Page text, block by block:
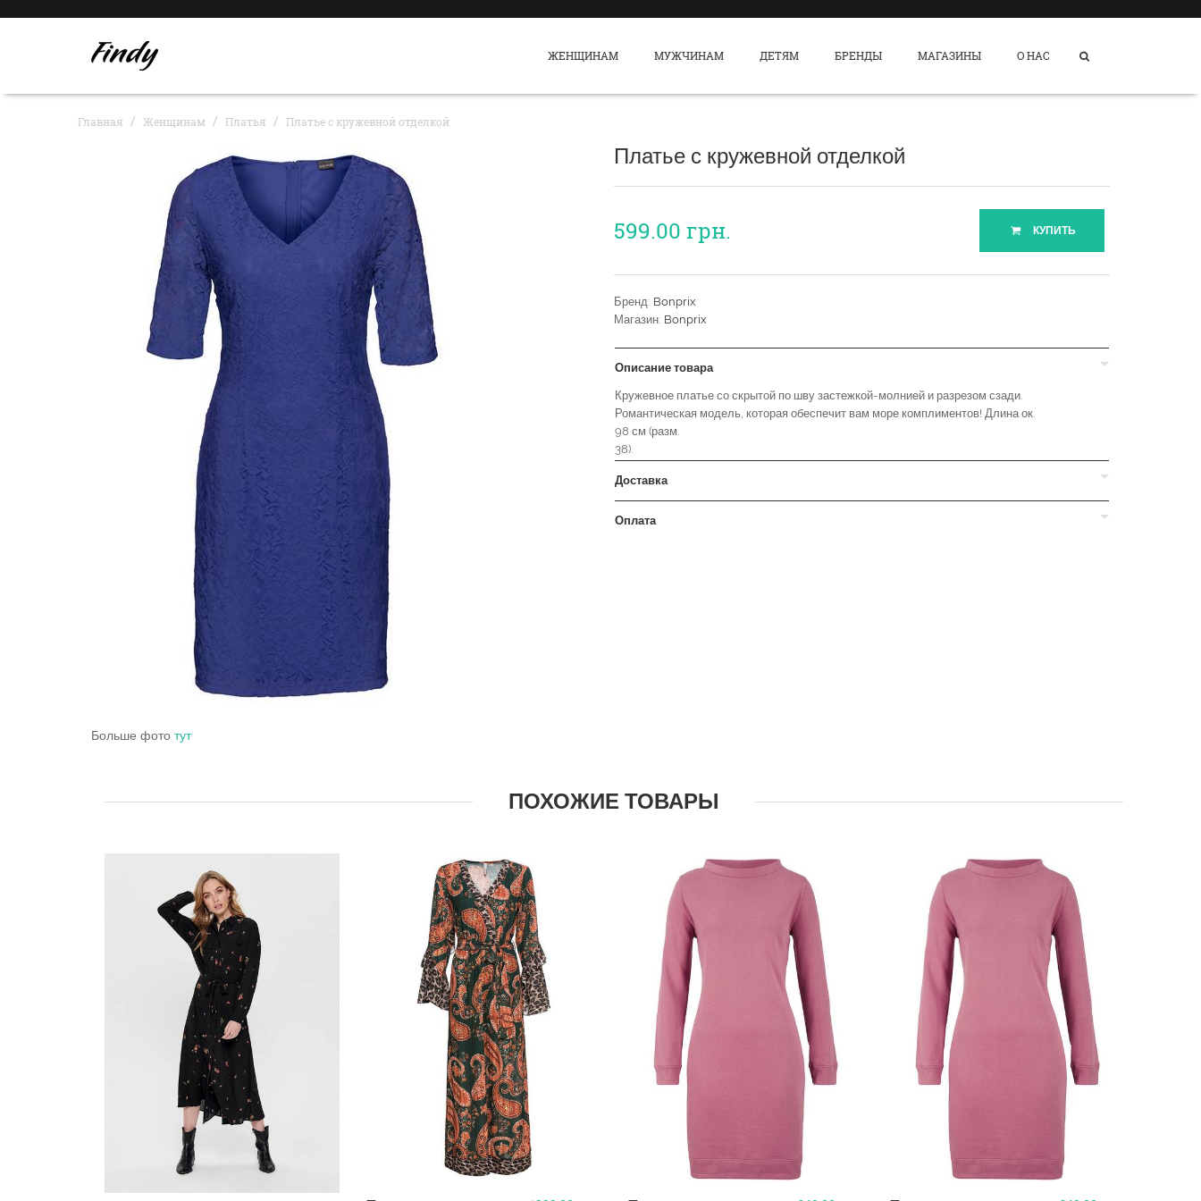
ЖЕНЩИНАМ МУЖЧИНАМ ДЕТЯМ БРЕНДЫ МАГАЗИНЫ О НАС
Главная Женщинам Платья Платье с кружевной отделкой
Больше фото тут
Платье с кружевной отделкой
599.00 грн. КУПИТЬ
Бренд: Bonprix
Магазин: Bonprix
Описание товара
Кружевное платье со скрытой по шву застежкой-молнией и разрезом сзади.
Романтическая модель, которая обеспечит вам море комплиментов! Длина ок.
98 см (разм.
38).
Доставка
Оплата
ПОХОЖИЕ ТОВАРЫ